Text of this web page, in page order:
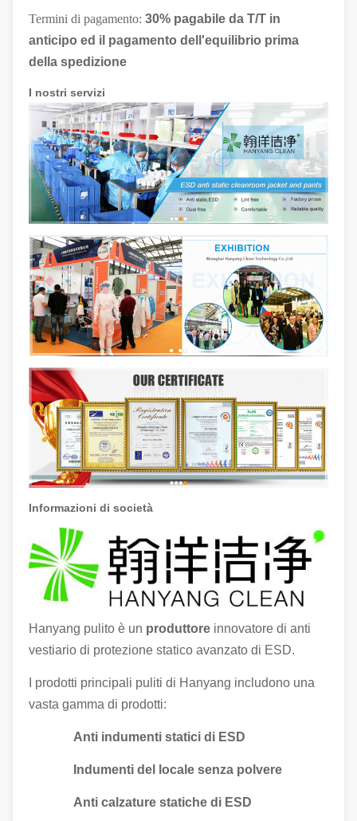
Termini di pagamento: 30% pagabile da T/T in
anticipo ed il pagamento dell'equilibrio prima
della spedizione
I nostri servizi
Informazioni di società
Hanyang pulito è un produttore innovatore di anti
vestiario di protezione statico avanzato di ESD.
I prodotti principali puliti di Hanyang includono una
vasta gamma di prodotti:
Anti indumenti statici di ESD
Indumenti del locale senza polvere
Anti calzature statiche di ESD